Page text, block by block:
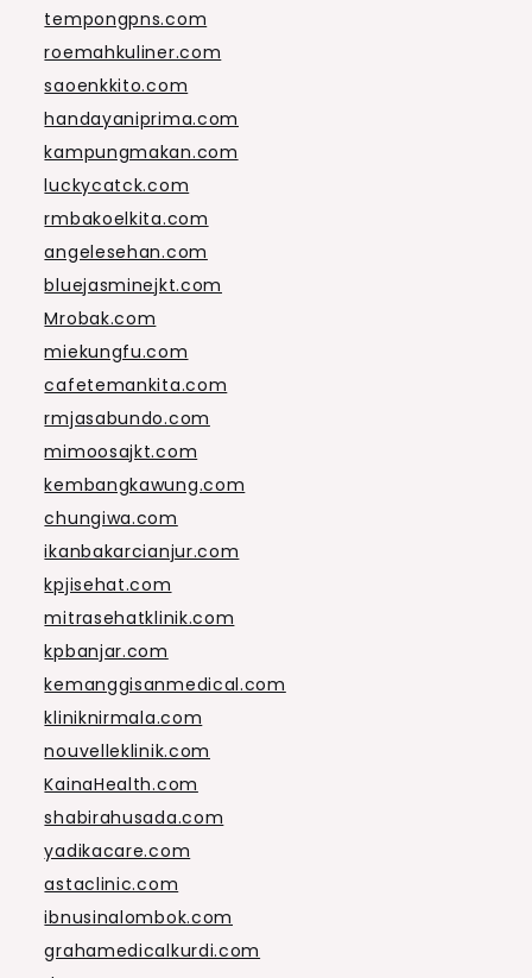
tempongpns.com
roemahkuliner.com
saoenkkito.com
handayaniprima.com
kampungmakan.com
luckycatck.com
rmbakoelkita.com
angelesehan.com
bluejasminejkt.com
Mrobak.com
miekungfu.com
cafetemankita.com
rmjasabundo.com
mimoosajkt.com
kembangkawung.com
chungiwa.com
ikanbakarcianjur.com
kpjisehat.com
mitrasehatklinik.com
kpbanjar.com
kemanggisanmedical.com
kliniknirmala.com
nouvelleklinik.com
KainaHealth.com
shabirahusada.com
yadikacare.com
astaclinic.com
ibnusinalombok.com
grahamedicalkurdi.com